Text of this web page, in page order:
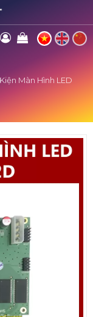
Màn Hình LED